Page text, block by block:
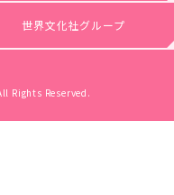
世界文化社グループ
Rights Reserved.